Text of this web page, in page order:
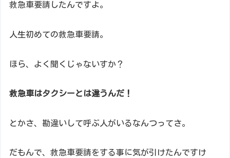
救急車要請したんですよ。
人生初めての救急車要請。
ほら、よく聞くじゃないすか？
救急車はタクシーとは違うんだ！
とかさ、勘違いして呼ぶ人がいるなんつってさ。
だもんで、救急車要請をする事に気が引けたんですけ